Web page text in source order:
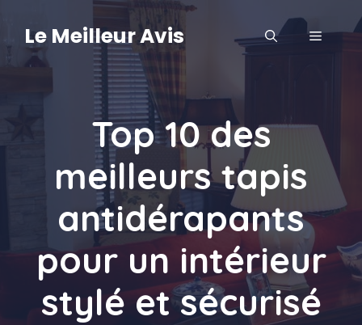
contenu
Le Meilleur Avis MENU
Top 10 des
meilleurs tapis
antidérapants
pour un intérieur
stylé et sécurisé